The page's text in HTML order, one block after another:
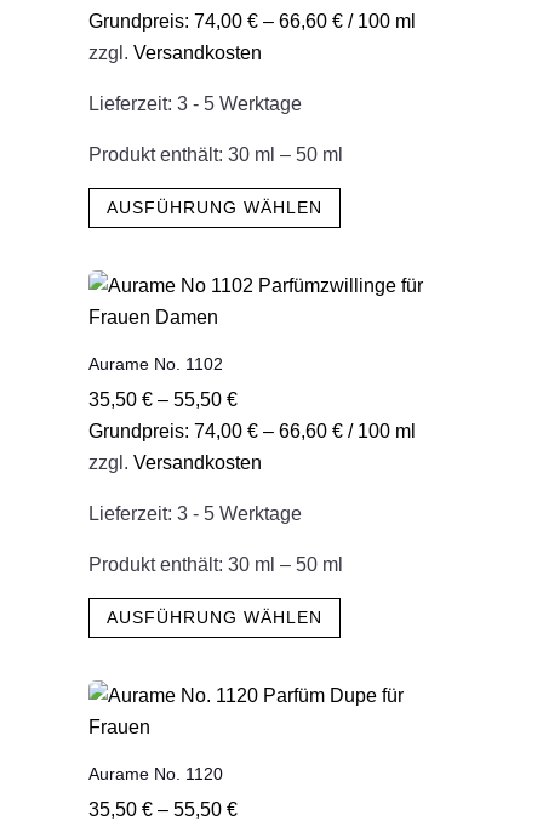
können
gewählt
werden
Grundpreis:74,00€ –66,60€ / 100 ml
zzgl.Versandkosten
Lieferzeit:3 - 5 Werktage
Produkt enthält: 30 ml – 50 ml
AUSFÜHRUNG WÄHLEN
Dieses
mehrere
können
gewählt
werden
Aurame No. 1102
35,50€ –55,50€
Grundpreis:74,00€ –66,60€ / 100 ml
zzgl.Versandkosten
Lieferzeit:3 - 5 Werktage
Produkt enthält: 30 ml – 50 ml
AUSFÜHRUNG WÄHLEN
Dieses
mehrere
Aurame No. 1120
35,50€ –55,50€